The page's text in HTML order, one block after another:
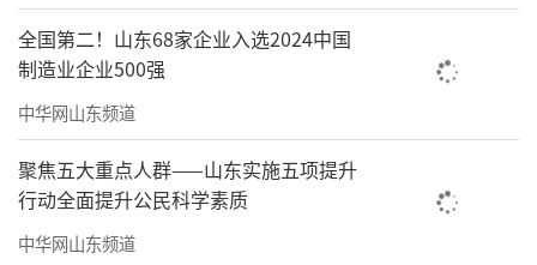
全国第二！山东68家企业入选2024中国
制造业企业500强
中华网山东频道
聚焦五大重点人群——山东实施五项提升
行动全面提升公民科学素质
中华网山东频道